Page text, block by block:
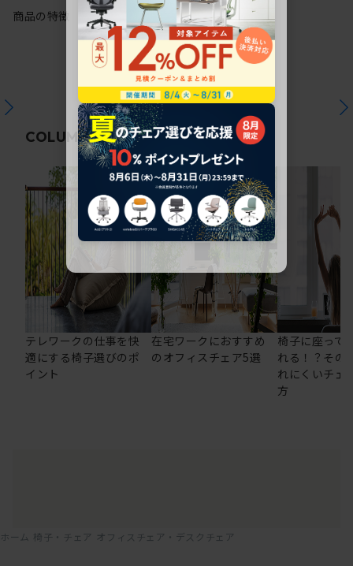
商品の特徴
COLUMN関連コラム
テレワークの仕事を快
適にする椅子選びのポ
イント
在宅ワークにおすすめ
のオフィスチェア5選
椅子に座って
れる！？その
れにくいチェ
方
ホーム 椅子・チェア オフィスチェア・デスクチェア